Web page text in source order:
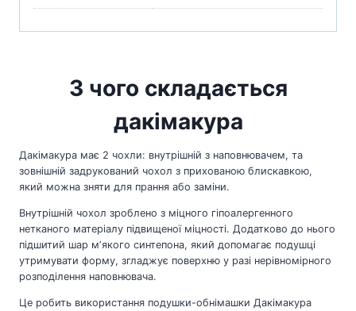
З чого складається
дакімакура
Дакімакура має 2 чохли: внутрішній з наповнювачем, та
зовнішній задрукований чохол з прихованою блискавкою,
який можна зняти для прання або заміни.
Внутрішній чохол зроблено з міцного гіпоалергенного
нетканого матеріалу підвищеної міцності. Додатково до нього
підшитий шар мʼякого синтепона, який допомагає подушці
утримувати форму, згладжує поверхню у разі нерівномірного
розподілення наповнювача.
Це робить використання подушки-обнімашки Дакімакура